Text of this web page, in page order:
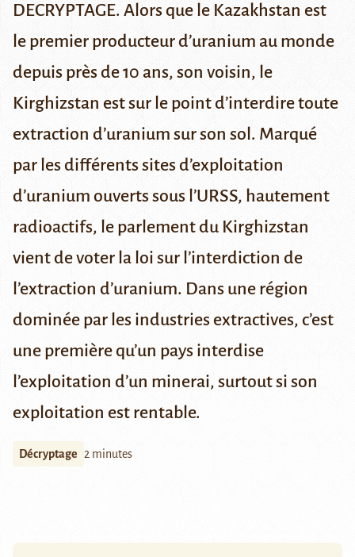
DECRYPTAGE. Alors que le Kazakhstan est
le premier producteur d’uranium au monde
depuis près de 10 ans, son voisin, le
Kirghizstan est sur le point d’interdire toute
extraction d’uranium sur son sol. Marqué
par les différents sites d’exploitation
d’uranium ouverts sous l’URSS, hautement
radioactifs, le parlement du Kirghizstan
vient de voter la loi sur l’interdiction de
l’extraction d’uranium. Dans une région
dominée par les industries extractives, c’est
une première qu’un pays interdise
l’exploitation d’un minerai, surtout si son
exploitation est rentable.
Décryptage 2 minutes